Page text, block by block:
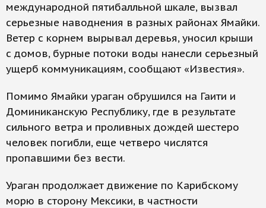
международной пятибалльной шкале, вызвал
серьезные наводнения в разных районах Ямайки.
Ветер с корнем вырывал деревья, уносил крыши
с домов, бурные потоки воды нанесли серьезный
ущерб коммуникациям, сообщают «Известия».
Помимо Ямайки ураган обрушился на Гаити и
Доминиканскую Республику, где в результате
сильного ветра и проливных дождей шестеро
человек погибли, еще четверо числятся
пропавшими без вести.
Ураган продолжает движение по Карибскому
морю в сторону Мексики, в частности